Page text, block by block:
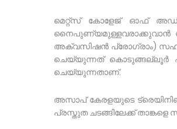
മെറ്റ്സ് കോളേജ് ഓഫ്
നൈപുണ്യമുള്ളവരാക്കുവാൻ
അക്വസിഷൻ പ്രോഗ്രാം)
ചെയ്യുന്നത് കൊടുങ്ങല്ലൂർ
ചെയ്യുന്നതാണ്.
അസാപ് കേരളയുടെ
പ്രസ്തുത ചടങ്ങിലേക്ക്